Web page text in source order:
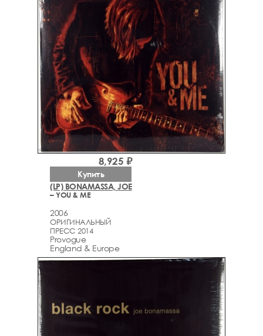
(LP) BONAMASSA, JOE
– YOU & ME
2006
ОРИГИНАЛЬНЫЙ
ПРЕСС 2014
Provogue
England & Europe
8,925 ₽
Купить